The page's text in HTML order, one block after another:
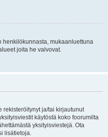
henkilökunnasta, mukaanluettuna
joita he valvovat.
rekisteröitynyt ja/tai kirjautunut
käytöstä koko foorumilta
yksityisviestejä. Ota
lisätietoja.